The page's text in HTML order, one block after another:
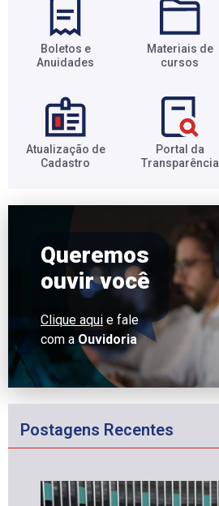
Boletos e
Anuidades​
Materiais de
cursos​
Atualização de
Cadastro​
Portal da
Transparência​
Queremos
ouvir você
Clique aqui e fale
com a Ouvidoria
Postagens Recentes